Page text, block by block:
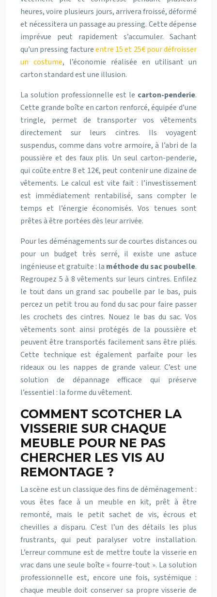
heures, voire plusieurs jours, arrivera froissé, déformé
et nécessitera un passage au pressing. Cette dépense
imprévue peut rapidement s’accumuler. Sachant
qu’un pressing factureentre 15 et 25€ pour défroisser
un costume, l’économie réalisée en utilisant un
carton standard est une illusion.
La solution professionnelle est le carton-penderie.
Cette grande boîte en carton renforcé, équipée d’une
tringle, permet de transporter vos vêtements
directement sur leurs cintres. Ils voyagent
suspendus, comme dans votre armoire, à l’abri de la
poussière et des faux plis. Un seul carton-penderie,
qui coûte entre 8 et 12€, peut contenir une dizaine de
vêtements. Le calcul est vite fait : l’investissement
est immédiatement rentabilisé, sans compter le
temps et l’énergie économisés. Vos tenues sont
prêtes à être portées dès leur arrivée.
Pour les déménagements sur de courtes distances ou
pour un budget très serré, il existe une astuce
ingénieuse et gratuite : la méthode du sac poubelle.
Regroupez 5 à 8 vêtements sur leurs cintres. Enfilez
le tout dans un grand sac poubelle par le bas, puis
percez un petit trou au fond du sac pour faire passer
les crochets des cintres. Nouez le bas du sac. Vos
vêtements sont ainsi protégés de la poussière et
peuvent être transportés facilement sans être pliés.
Cette technique est également parfaite pour les
rideaux ou les nappes de grande valeur. C’est une
solution de dépannage efficace qui préserve
l’essentiel : la forme du vêtement.
COMMENT SCOTCHER LA
VISSERIE SUR CHAQUE
MEUBLE POUR NE PAS
CHERCHER LES VIS AU
REMONTAGE ?
La scène est un classique des fins de déménagement :
vous êtes face à un meuble en kit, prêt à être
remonté, mais le petit sachet de vis, écrous et
chevilles a disparu. C’est l’un des détails les plus
frustrants, qui peut paralyser votre installation.
L’erreur commune est de mettre toute la visserie en
vrac dans une seule boîte « fourre-tout ». La solution
professionnelle est, encore une fois, systémique :
chaque meuble doit conserver sa propre visserie de